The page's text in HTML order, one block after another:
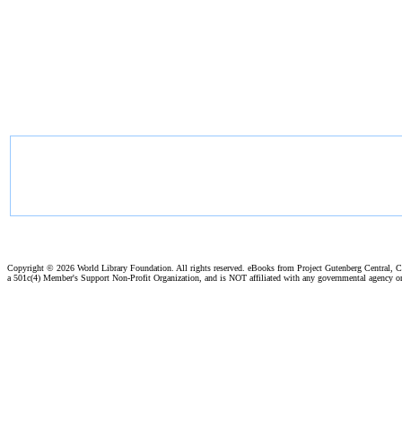
Copyright © 2026 World Library Foundation. All rights reserved. eBooks from Project Gutenberg Central,
a 501c(4) Member's Support Non-Profit Organization, and is NOT affiliated with any governmental agency